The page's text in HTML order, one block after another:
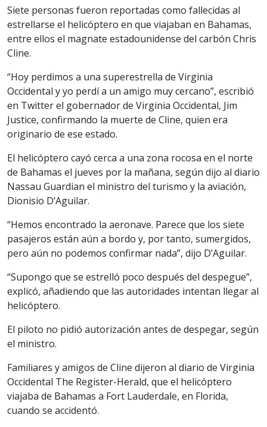
Siete personas fueron reportadas como fallecidas al
estrellarse el helicóptero en que viajaban en Bahamas,
entre ellos el magnate estadounidense del carbón Chris
Cline.
“Hoy perdimos a una superestrella de Virginia
Occidental y yo perdí a un amigo muy cercano”, escribió
en Twitter el gobernador de Virginia Occidental, Jim
Justice, confirmando la muerte de Cline, quien era
originario de ese estado.
El helicóptero cayó cerca a una zona rocosa en el norte
de Bahamas el jueves por la mañana, según dijo al diario
Nassau Guardian el ministro del turismo y la aviación,
Dionisio D’Aguilar.
“Hemos encontrado la aeronave. Parece que los siete
pasajeros están aún a bordo y, por tanto, sumergidos,
pero aún no podemos confirmar nada”, dijo D’Aguilar.
“Supongo que se estrelló poco después del despegue”,
explicó, añadiendo que las autoridades intentan llegar al
helicóptero.
El piloto no pidió autorización antes de despegar, según
el ministro.
Familiares y amigos de Cline dijeron al diario de Virginia
Occidental The Register-Herald, que el helicóptero
viajaba de Bahamas a Fort Lauderdale, en Florida,
cuando se accidentó.